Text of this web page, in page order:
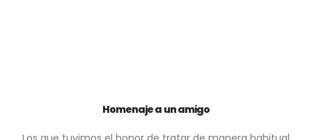
Homenaje a un amigo